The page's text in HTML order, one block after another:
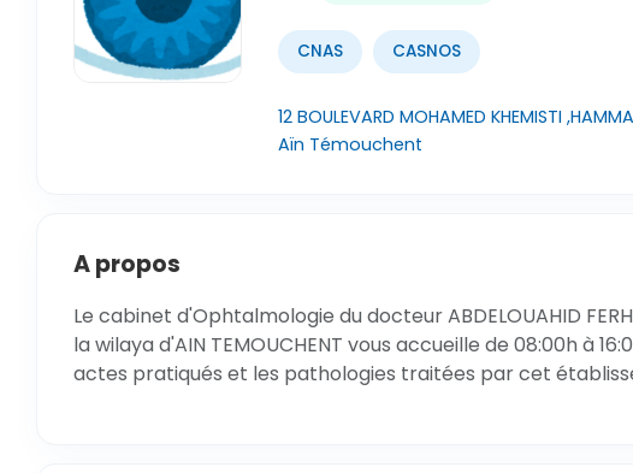
CNAS CASNOS
12 BOULEVARD MOHAMED KHEMISTI
Aïn Témouchent
A propos
Le cabinet d'Ophtalmologie du docteur ABDELOUAHID
la wilaya d'AIN TEMOUCHENT vous accueille de 08:00h à
actes pratiqués et les pathologies traitées par cet